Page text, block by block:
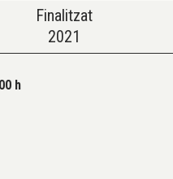
Finalitzat
2021
h